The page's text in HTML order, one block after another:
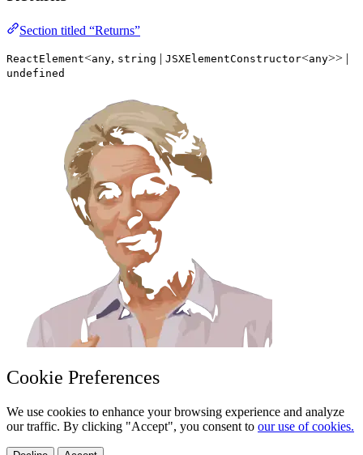
Section titled “Returns”
ReactElement<any, string | JSXElementConstructor<any>> |
undefined
Cookie Preferences
We use cookies to enhance your browsing experience and analyze
our traffic. By clicking "Accept", you consent to our use of cookies.